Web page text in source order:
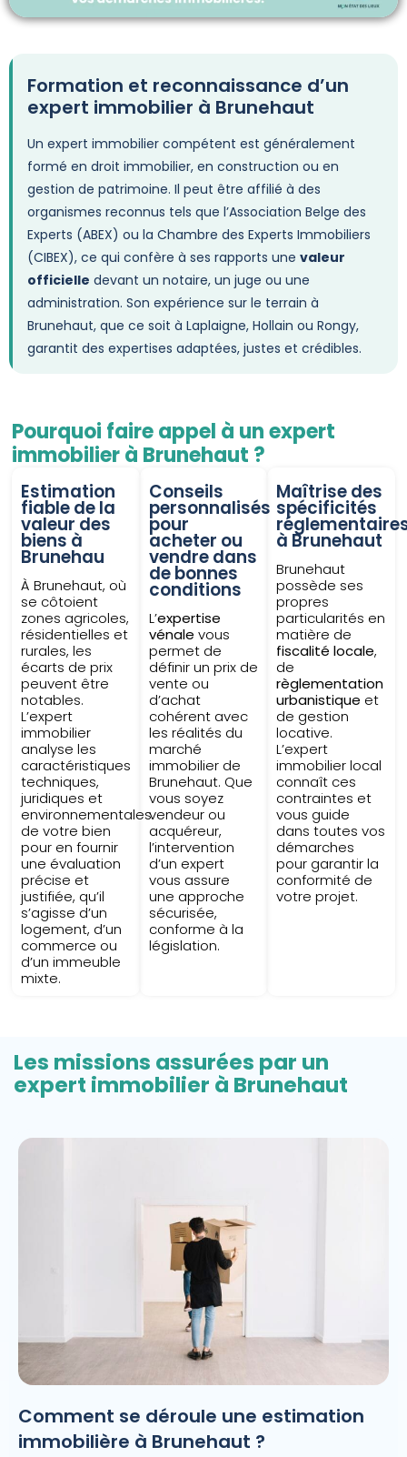
Formation et reconnaissance d’un
expert immobilier à Brunehaut
Un expert immobilier compétent est généralement
formé en droit immobilier, en construction ou en
gestion de patrimoine. Il peut être affilié à des
organismes reconnus tels que l’Association Belge des
Experts (ABEX) ou la Chambre des Experts Immobiliers
(CIBEX), ce qui confère à ses rapports une valeur
officielle devant un notaire, un juge ou une
administration. Son expérience sur le terrain à
Brunehaut, que ce soit à Laplaigne, Hollain ou Rongy,
garantit des expertises adaptées, justes et crédibles.
Pourquoi faire appel à un expert
immobilier à Brunehaut ?
Estimation
fiable de la
valeur des
biens à
Brunehau
À Brunehaut, où
se côtoient
zones agricoles,
résidentielles et
rurales, les
écarts de prix
peuvent être
notables.
L’expert
immobilier
analyse les
caractéristiques
techniques,
juridiques et
environnementales
de votre bien
pour en fournir
une évaluation
précise et
justifiée, qu’il
s’agisse d’un
logement, d’un
commerce ou
d’un immeuble
mixte.
Conseils
personnalisés
pour
acheter ou
vendre dans
de bonnes
conditions
L’expertise
vénale vous
permet de
définir un prix de
vente ou
d’achat
cohérent avec
les réalités du
marché
immobilier de
Brunehaut. Que
vous soyez
vendeur ou
acquéreur,
l’intervention
d’un expert
vous assure
une approche
sécurisée,
conforme à la
législation.
Maîtrise des
spécificités
à Brunehaut
Brunehaut
possède ses
propres
particularités en
matière de
fiscalité locale,
de
règlementation
urbanistique et
de gestion
locative.
L’expert
immobilier local
connaît ces
contraintes et
vous guide
dans toutes vos
démarches
pour garantir la
conformité de
votre projet.
Les missions assurées par un
expert immobilier à Brunehaut
Comment se déroule une estimation
immobilière à Brunehaut ?